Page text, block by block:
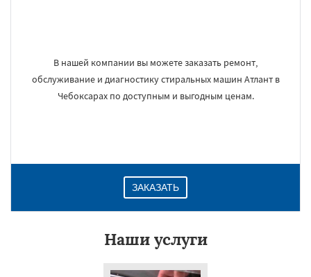
В нашей компании вы можете заказать ремонт,
обслуживание и диагностику стиральных машин Атлант в
Чебоксарах по доступным и выгодным ценам.
ЗАКАЗАТЬ
Наши услуги